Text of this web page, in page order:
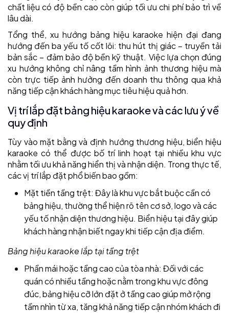
chất liệu có độ bền cao còn giúp tối ưu chi phí bảo trì về
lâu dài.
Tổng thể, xu hướng bảng hiệu karaoke hiện đại đang
hướng đến ba yếu tố cốt lõi: thu hút thị giác – truyền tải
bản sắc – đảm bảo độ bền kỹ thuật. Việc lựa chọn đúng
xu hướng không chỉ nâng tầm hình ảnh thương hiệu mà
còn trực tiếp ảnh hưởng đến doanh thu thông qua khả
năng tiếp cận khách hàng mục tiêu hiệu quả hơn.
Vị trí lắp đặt bảng hiệu karaoke và các lưu ý về
quy định
Tùy vào mặt bằng và định hướng thương hiệu, biển hiệu
karaoke có thể được bố trí linh hoạt tại nhiều khu vực
nhằm tối ưu khả năng hiển thị và nhận diện. Trong thực tế,
các vị trí lắp đặt phổ biến bao gồm:
Mặt tiền tầng trệt: Đây là khu vực bắt buộc cần có
bảng hiệu, thường thể hiện rõ tên cơ sở, logo và các
yếu tố nhận diện thương hiệu. Biển hiệu tại đây giúp
khách hàng nhận biết ngay khi tiếp cận địa điểm.
Bảng hiệu karaoke lắp tại tầng trệt
Phần mái hoặc tầng cao của tòa nhà: Đối với các
quán có nhiều tầng hoặc nằm trong khu vực đông
đúc, bảng hiệu cỡ lớn đặt ở tầng cao giúp mở rộng
tầm nhìn từ xa, tăng khả năng tiếp cận nhóm khách đi